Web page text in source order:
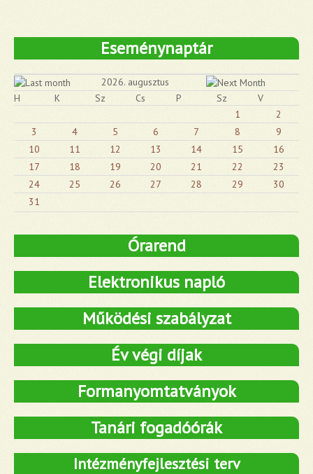
Eseménynaptár
2026. augusztus
H
K Sz Cs P Sz
V
1
2
3
4 5 6 7 8
9
10
11 12 13 14 15
16
17
18 19 20 21 22
23
24
25 26 27 28 29
30
31
Órarend
Elektronikus napló
Működési szabályzat
Év végi díjak
Formanyomtatványok
Tanári fogadóórák
Intézményfejlesztési terv